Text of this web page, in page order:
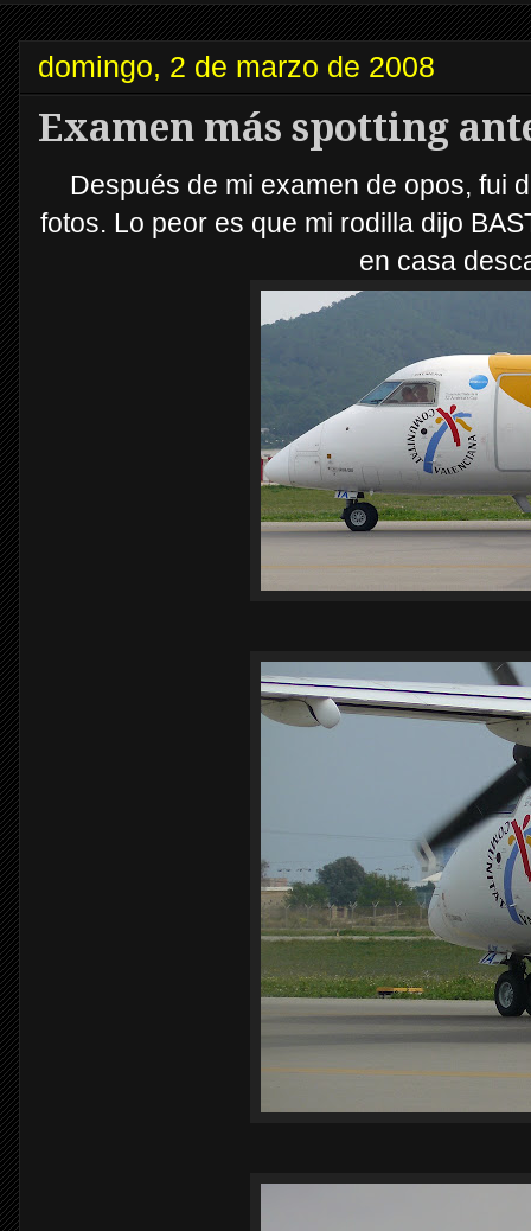
domingo, 2 de marzo de 2008
Examen más spotting
Después de mi examen de opos, fui
fotos. Lo peor es que mi rodilla dijo
en casa